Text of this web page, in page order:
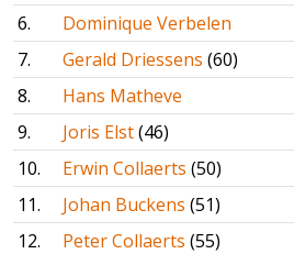
6.
Dominique Verbelen
7.
Gerald Driessens (60)
8.
Hans Matheve
9.
Joris Elst(46)
10.
Erwin Collaerts (50)
11.
Johan Buckens (51)
12.
Peter Collaerts (55)